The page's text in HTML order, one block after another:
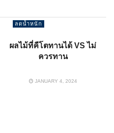
ลดน้ำหนัก
ผลไม้ที่คีโตทานได้ VS ไม่
ควรทาน
JANUARY 4, 2024